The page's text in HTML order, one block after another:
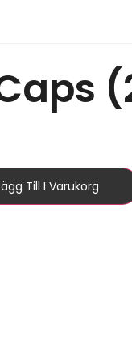
Till I Varukorg